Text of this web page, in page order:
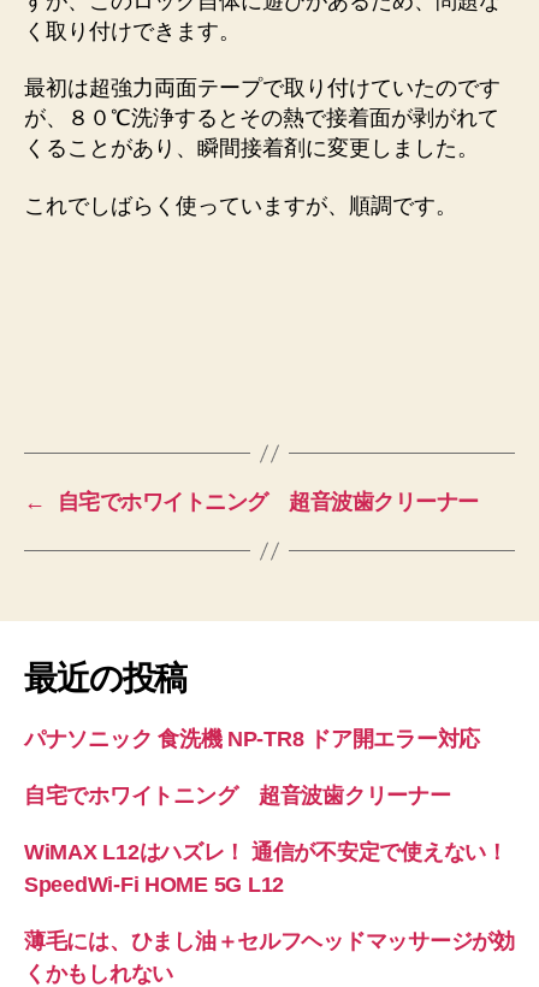
く取り付けできます。
最初は超強力両面テープで取り付けていたのです
が、８０℃洗浄するとその熱で接着面が剥がれて
くることがあり、瞬間接着剤に変更しました。
これでしばらく使っていますが、順調です。
← 自宅でホワイトニング 超音波歯クリーナー
最近の投稿
パナソニック 食洗機 NP-TR8 ドア開エラー対応
自宅でホワイトニング 超音波歯クリーナー
WiMAX L12はハズレ！ 通信が不安定で使えない！
SpeedWi-Fi HOME 5G L12
薄毛には、ひまし油＋セルフヘッドマッサージが効
くかもしれない